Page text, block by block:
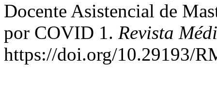
Docente Asistencial de
por COVID 1. Revista
https://doi.org/10.29193/